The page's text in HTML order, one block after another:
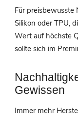
Für preisbewusste
Silikon oder TPU,
Wert auf höchste
sollte sich im
Gewissen
Immer mehr